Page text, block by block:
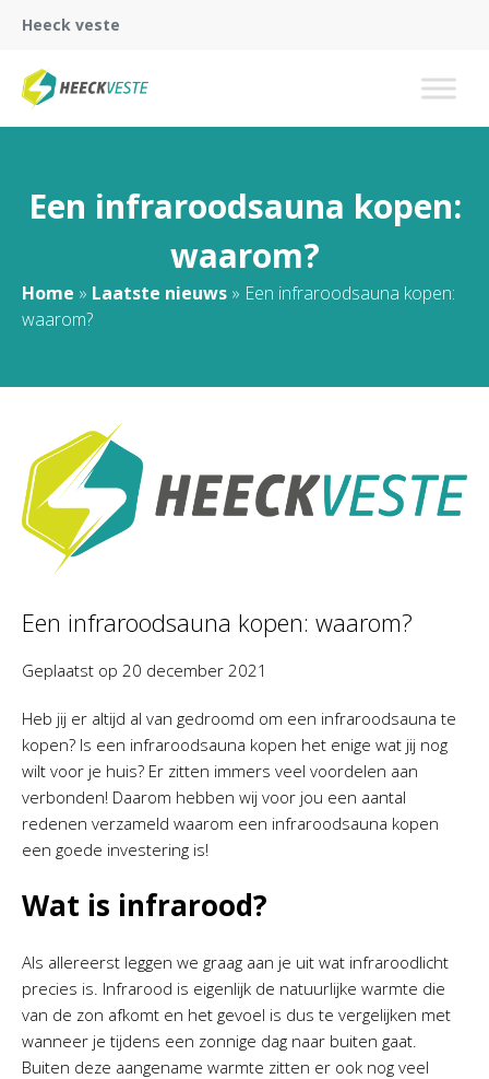
Heeck veste
Een infraroodsauna kopen:
waarom?
Home » Laatste nieuws » Een infraroodsauna kopen:
waarom?
Een infraroodsauna kopen: waarom?
Geplaatst op 20 december 2021
Heb jij er altijd al van gedroomd om een infraroodsauna te
kopen? Is een infraroodsauna kopen het enige wat jij nog
wilt voor je huis? Er zitten immers veel voordelen aan
verbonden! Daarom hebben wij voor jou een aantal
redenen verzameld waarom een infraroodsauna kopen
een goede investering is!
Wat is infrarood?
Als allereerst leggen we graag aan je uit wat infraroodlicht
precies is. Infrarood is eigenlijk de natuurlijke warmte die
van de zon afkomt en het gevoel is dus te vergelijken met
wanneer je tijdens een zonnige dag naar buiten gaat.
Buiten deze aangename warmte zitten er ook nog veel